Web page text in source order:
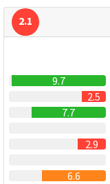
2.1
9.7
2.5
7.7
2.9
6.6